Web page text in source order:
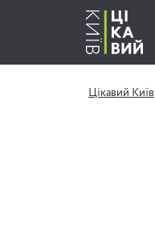
Цікавий Київ